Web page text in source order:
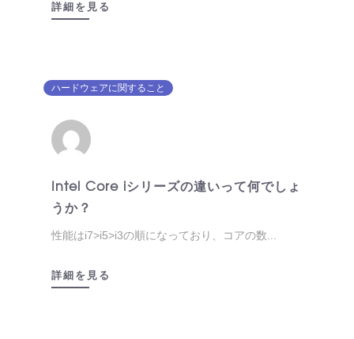
詳細を見る
ハードウェアに関すること
Intel Core iシリーズの違いって何でしょ
うか？
性能はi7>i5>i3の順になっており、コアの数...
詳細を見る